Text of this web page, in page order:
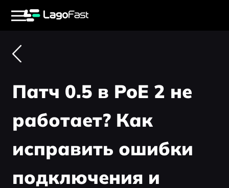
Патч 0.5 в PoE 2 не
работает? Как
исправить ошибки
подключения и